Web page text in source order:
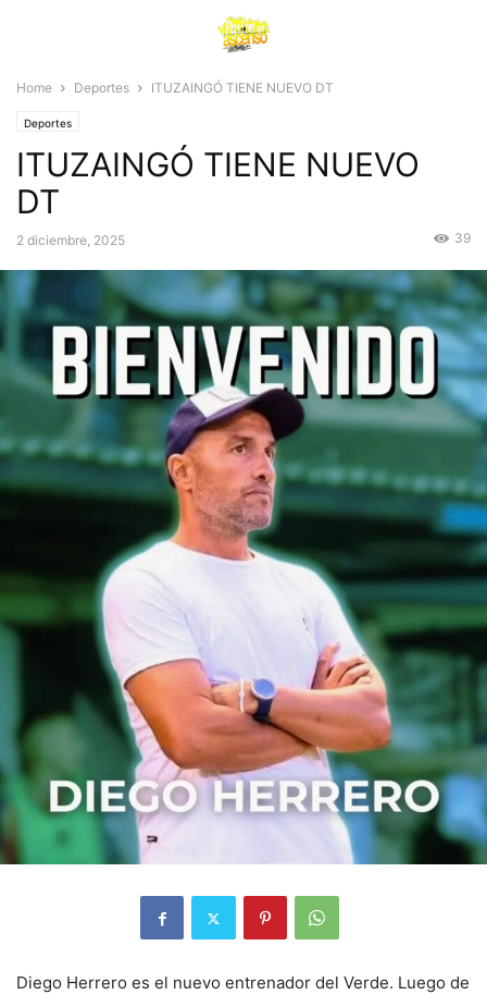
Home Deportes ITUZAINGÓ TIENE NUEVO DT
Deportes
ITUZAINGÓ TIENE NUEVO
DT
2 diciembre, 2025 39
Diego Herrero es el nuevo entrenador del Verde. Luego de